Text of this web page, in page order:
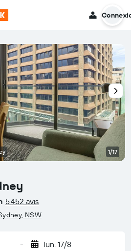
5 452 avis
NSW
- lun. 17/8
1/17